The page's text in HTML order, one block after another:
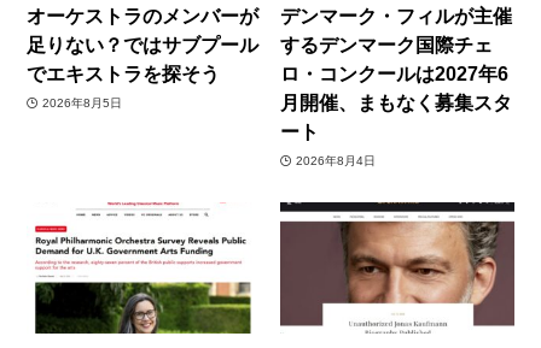
オーケストラのメンバーが
足りない？ではサブプール
でエキストラを探そう
2026年8月5日
デンマーク・フィルが主催
するデンマーク国際チェ
ロ・コンクールは2027年6
月開催、まもなく募集スタ
ート
2026年8月4日